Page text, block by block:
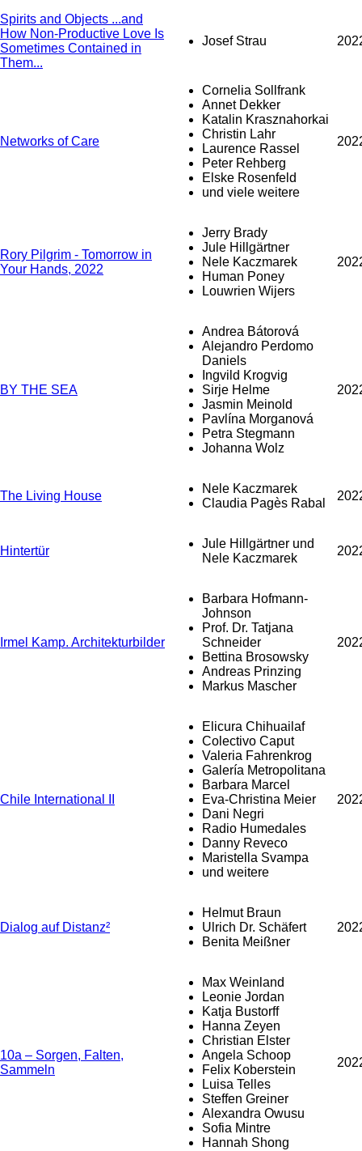
Spirits and Objects ...and
How Non-Productive Love Is
Sometimes Contained in
Them...
Josef Strau
Networks of Care
Cornelia Sollfrank
Annet Dekker
Katalin Krasznahorkai
Christin Lahr
Laurence Rassel
Peter Rehberg
Elske Rosenfeld
und viele weitere
Rory Pilgrim - Tomorrow in
Your Hands, 2022
Jerry Brady
Jule Hillgärtner
Nele Kaczmarek
Human Poney
Louwrien Wijers
BY THE SEA
Andrea Bátorová
Alejandro Perdomo
Daniels
Ingvild Krogvig
Sirje Helme
Jasmin Meinold
Pavlína Morganová
Petra Stegmann
Johanna Wolz
The Living House
Nele Kaczmarek
Claudia Pagès Rabal
Hintertür
Jule Hillgärtner und
Nele Kaczmarek
Irmel Kamp. Architekturbilder
Barbara Hofmann-
Johnson
Prof. Dr. Tatjana
Schneider
Bettina Brosowsky
Andreas Prinzing
Markus Mascher
Chile International II
Elicura Chihuailaf
Colectivo Caput
Valeria Fahrenkrog
Galería Metropolitana
Barbara Marcel
Eva-Christina Meier
Dani Negri
Radio Humedales
Danny Reveco
Maristella Svampa
und weitere
Dialog auf Distanz²
Helmut Braun
Ulrich Dr. Schäfert
Benita Meißner
10a – Sorgen, Falten,
Sammeln
Max Weinland
Leonie Jordan
Katja Bustorff
Hanna Zeyen
Christian Elster
Angela Schoop
Felix Koberstein
Luisa Telles
Steffen Greiner
Alexandra Owusu
Sofia Mintre
Hannah Shong